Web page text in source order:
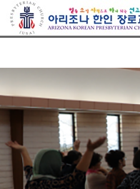
아리조나장로